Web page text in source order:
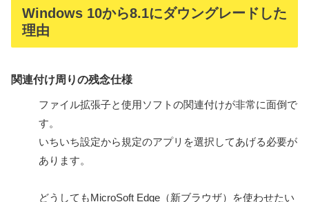
Windows 10から8.1にダウングレードした
理由
関連付け周りの残念仕様
ファイル拡張子と使用ソフトの関連付けが非常に面倒で
す。
いちいち設定から規定のアプリを選択してあげる必要が
あります。
どうしてもMicroSoft Edge（新ブラウザ）を使わせたい